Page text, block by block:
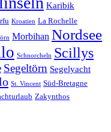
Karibik
Kroatien La Rochelle
Morbihan Nordsee
Schnorcheln Scillys
Segeltörn Segelyacht
St. Vincent Süd-Bretagne
Zakynthos